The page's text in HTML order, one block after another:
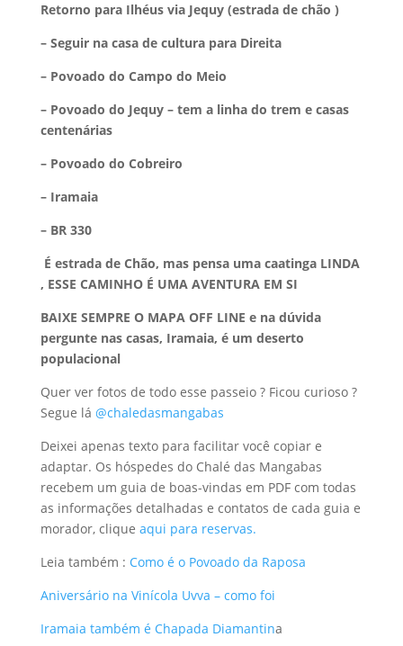
Retorno para Ilhéus via Jequy (estrada de chão )
– Seguir na casa de cultura para Direita
– Povoado do Campo do Meio
– Povoado do Jequy – tem a linha do trem e casas
centenárias
– Povoado do Cobreiro
– Iramaia
– BR 330
É estrada de Chão, mas pensa uma caatinga LINDA
, ESSE CAMINHO É UMA AVENTURA EM SI
BAIXE SEMPRE O MAPA OFF LINE e na dúvida
pergunte nas casas, Iramaia, é um deserto
populacional
Quer ver fotos de todo esse passeio ? Ficou curioso ?
Segue lá @chaledasmangabas
Deixei apenas texto para facilitar você copiar e
adaptar. Os hóspedes do Chalé das Mangabas
recebem um guia de boas-vindas em PDF com todas
as informações detalhadas e contatos de cada guia e
morador, clique aqui para reservas.
Leia também : Como é o Povoado da Raposa
Aniversário na Vinícola Uvva – como foi
Iramaia também é Chapada Diamantina